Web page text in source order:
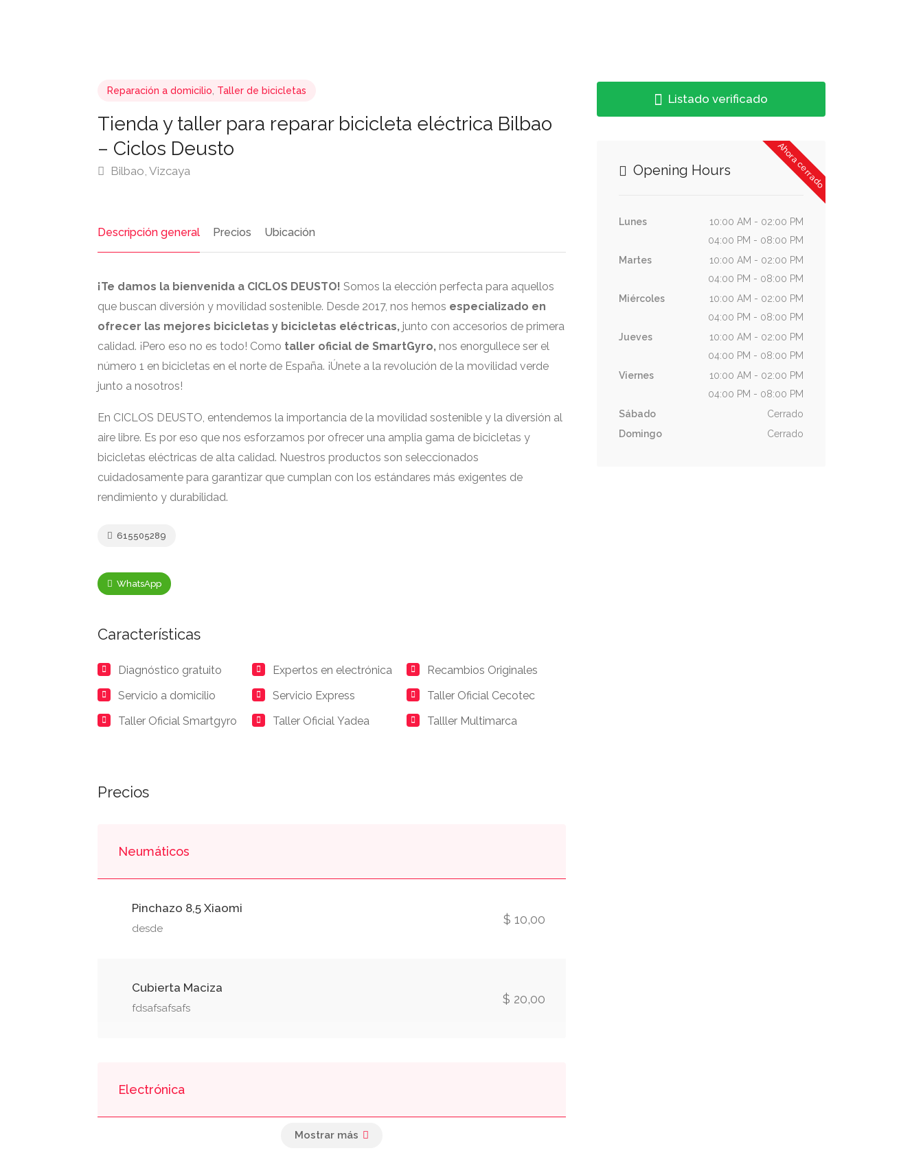
Reparación a domicilio, Taller de bicicletas
Tienda y taller para reparar bicicleta eléctrica Bilbao
– Ciclos Deusto
Bilbao, Vizcaya
Descripción general Precios Ubicación
¡Te damos la bienvenida a CICLOS DEUSTO! Somos la elección perfecta para aquellos
que buscan diversión y movilidad sostenible. Desde 2017, nos hemos especializado en
ofrecer las mejores bicicletas y bicicletas eléctricas, junto con accesorios de primera
calidad. ¡Pero eso no es todo! Como taller oficial de SmartGyro, nos enorgullece ser el
número 1 en bicicletas en el norte de España. ¡Únete a la revolución de la movilidad verde
junto a nosotros!
En CICLOS DEUSTO, entendemos la importancia de la movilidad sostenible y la diversión al
aire libre. Es por eso que nos esforzamos por ofrecer una amplia gama de bicicletas y
bicicletas eléctricas de alta calidad. Nuestros productos son seleccionados
cuidadosamente para garantizar que cumplan con los estándares más exigentes de
rendimiento y durabilidad.
615505289
WhatsApp
Características
Diagnóstico gratuito Expertos en electrónica
Recambios Originales
Servicio a domicilio
Servicio Express
Taller Oficial Cecotec
Taller Oficial Smartgyro
Taller Oficial Yadea Talller Multimarca
Precios
Neumáticos
Pinchazo 8,5 Xiaomi
desde
$ 10,00
Cubierta Maciza
fdsafsafsafs
$ 20,00
Electrónica
Listado verificado
Ahora cerrado
Opening Hours
Lunes
10:00 AM - 02:00 PM
04:00 PM - 08:00 PM
Martes
10:00 AM - 02:00 PM
04:00 PM - 08:00 PM
Miércoles
10:00 AM - 02:00 PM
04:00 PM - 08:00 PM
Jueves
10:00 AM - 02:00 PM
04:00 PM - 08:00 PM
Viernes
10:00 AM - 02:00 PM
04:00 PM - 08:00 PM
Sábado
Cerrado
Domingo
Cerrado